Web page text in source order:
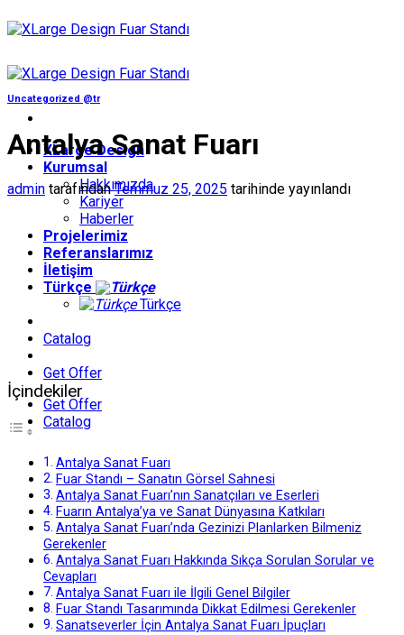
atla
XLarge Design
Kurumsal
Hakkımızda
Kariyer
Haberler
Projelerimiz
Referanslarımız
İletişim
Türkçe
Türkçe
Catalog
Get Offer
Get Offer
Catalog
Uncategorized @tr
Antalya Sanat Fuarı
admin tarafından Temmuz 25, 2025 tarihinde yayınlandı
İçindekiler
Antalya Sanat Fuarı
Fuar Standı – Sanatın Görsel Sahnesi
Antalya Sanat Fuarı’nın Sanatçıları ve Eserleri
Fuarın Antalya’ya ve Sanat Dünyasına Katkıları
Antalya Sanat Fuarı’nda Gezinizi Planlarken Bilmeniz
Gerekenler
Antalya Sanat Fuarı Hakkında Sıkça Sorulan Sorular ve
Cevapları
Antalya Sanat Fuarı ile İlgili Genel Bilgiler
Fuar Standı Tasarımında Dikkat Edilmesi Gerekenler
Sanatseverler İçin Antalya Sanat Fuarı İpuçları